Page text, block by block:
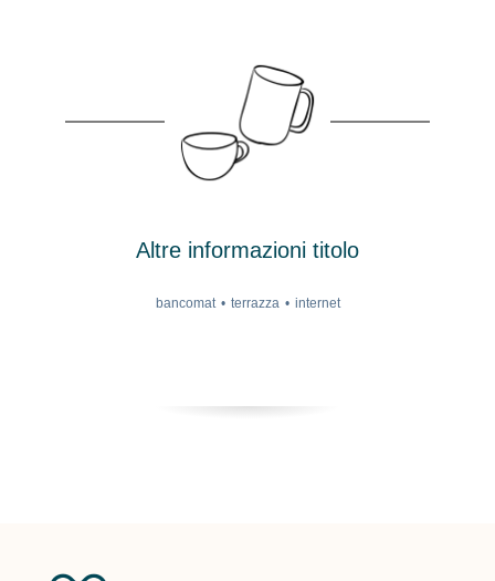
Altre informazioni titolo
bancomat terrazza internet